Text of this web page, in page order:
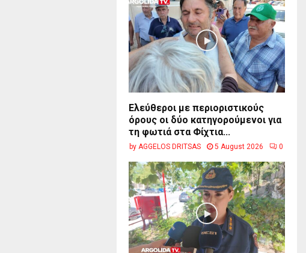
Ελεύθεροι με περιοριστικούς
όρους οι δύο κατηγορούμενοι για
τη φωτιά στα Φίχτια...
by AGGELOS DRITSAS 5 August 2026 0